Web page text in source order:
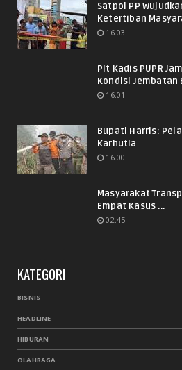
Satpol PP
Ketertiban
16.03
Plt Kadis PUPR
Kondisi Jembatan
16.01
Bupati Harris:
Karhutla
16.00
Masyarakat
Empat Kasus ...
02.45
KATEGORI
BISNIS
HEADLINE
HIBURAN
OLAHRAGA